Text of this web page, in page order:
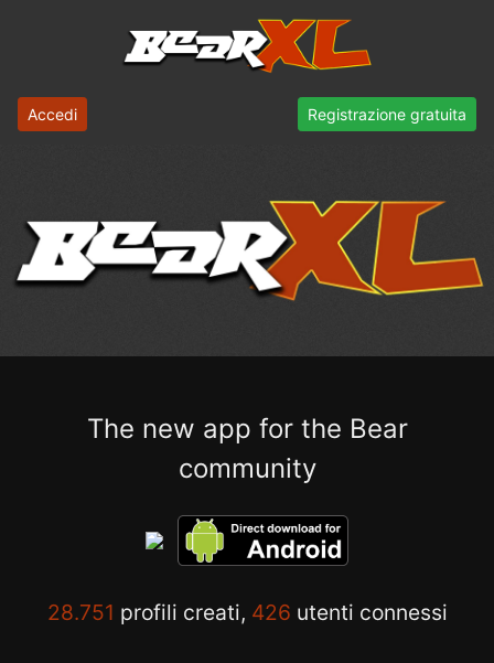
Accedi Registrazione gratuita
The new app for the Bear
community
28.751 profili creati, 426 utenti connessi